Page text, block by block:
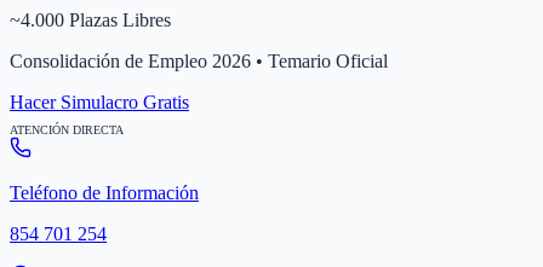
~4.000 Plazas Libres
Consolidación de Empleo 2026 • Temario Oficial
Hacer Simulacro Gratis
ATENCIÓN DIRECTA
Teléfono de Información
854 701 254